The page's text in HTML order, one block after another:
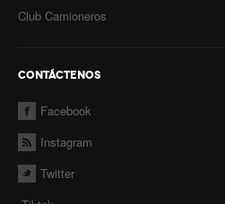
Club Camioneros
CONTÁCTENOS
Facebook
Instagram
Twitter